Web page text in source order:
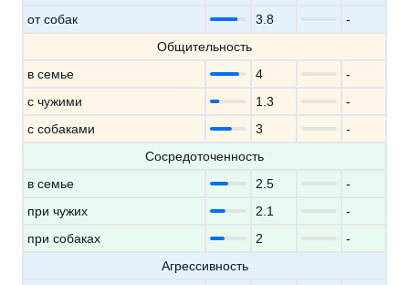
от собак
3.8
-
Общительность
в семье
4
-
с чужими
1.3
-
с собаками
3
-
Сосредоточенность
в семье
2.5
-
при чужих
2.1
-
при собаках
2
-
Агрессивность